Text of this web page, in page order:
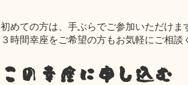
初めての方は、手ぶらでご参加いただけま
３時間幸座をご希望の方もお気軽にご相談
この幸座に申し込む